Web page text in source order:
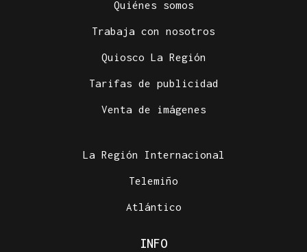
Quiénes somos
Trabaja con nosotros
Quiosco La Región
Tarifas de publicidad
Venta de imágenes
La Región Internacional
Telemiño
Atlántico
INFO